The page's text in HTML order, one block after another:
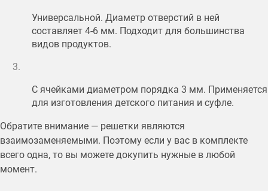
Универсальной. Диаметр отверстий в ней
составляет 4-6 мм. Подходит для большинства
видов продуктов.
С ячейками диаметром порядка 3 мм. Применяется
для изготовления детского питания и суфле.
Обратите внимание — решетки являются
взаимозаменяемыми. Поэтому если у вас в комплекте
всего одна, то вы можете докупить нужные в любой
момент.